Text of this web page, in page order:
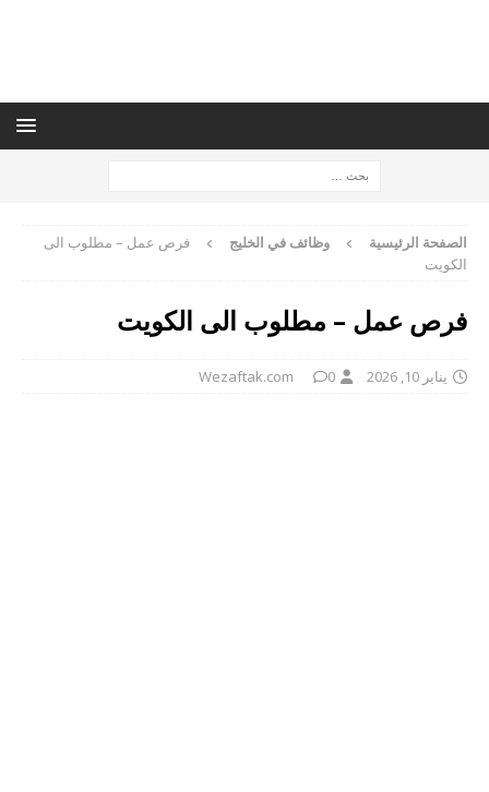
الصفحة الرئيسية وظائف في الخليج
فرص عمل – مطلوب الى
الكويت
فرص عمل – مطلوب الى الكويت
يناير 10, 2026 Wezaftak.com 0